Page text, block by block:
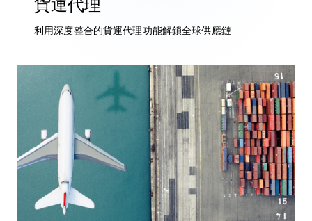
貨運代理
利用深度整合的貨運代理功能解鎖全球供應鏈